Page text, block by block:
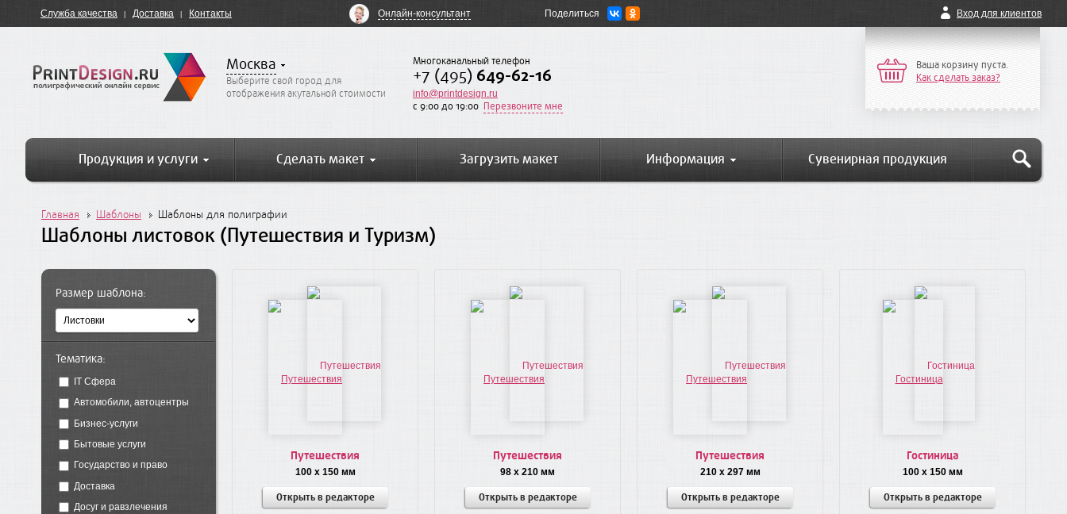
Служба качества Доставка Контакты Онлайн-консультант Поделиться Вход для клиентов
Москва
Выберите свой город для
отображения акутальной стоимости
Многоканальный телефон
+7 (495) 649-62-16
info@printdesign.ru
c 9:00 до 19:00 Перезвоните мне
Ваша корзину пуста.
Как сделать заказ?
Продукция и услуги Сделать макет Загрузить макет Информация Сувенирная продукция
Главная Шаблоны Шаблоны для полиграфии
Шаблоны листовок (Путешествия и Туризм)
Размер шаблона:
Тематика:
IT Сфера
Автомобили, автоцентры
Бизнес-услуги
Бытовые услуги
Государство и право
Доставка
Досуг и равзлечения
Путешествия
100 x 150 мм
Открыть в редакторе
Путешествия
98 x 210 мм
Открыть в редакторе
Путешествия
210 x 297 мм
Открыть в редакторе
Гостиница
100 x 150 мм
Открыть в редакторе